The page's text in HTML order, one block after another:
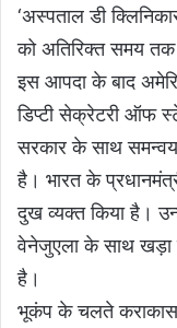
‘अस्पताल डी
को अतिरिक्त समय तक
इस आपदा के बाद
डिप्टी सेक्रेटरी ऑफ
सरकार के साथ समन्वय
है। भारत के
दुख व्यक्त किया है।
वेनेजुएला के साथ खड़ा
है।
भूकंप के चलते कराकास